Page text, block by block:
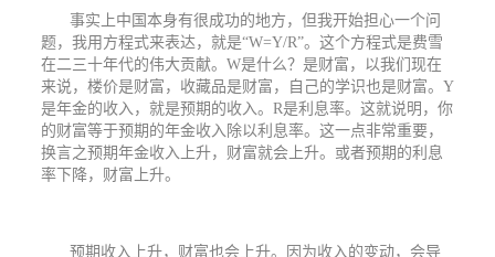
事实上中国本身有很成功的地方，但我开始担心一个问
题，我用方程式来表达，就是“W=Y/R”。这个方程式是费雪
在二三十年代的伟大贡献。 W是什么？是财富，以我们现在
来说，楼价是财富，收藏品是财富，自己的学识也是财富。 Y
是年金的收入，就是预期的收入。 R是利息率。这就说明，你
的财富等于预期的年金收入除以利息率。这一点非常重要，
换言之预期年金收入上升，财富就会上升。或者预期的利息
率下降，财富上升。
预期收入上升，财富也会上升。因为收入的变动，会导